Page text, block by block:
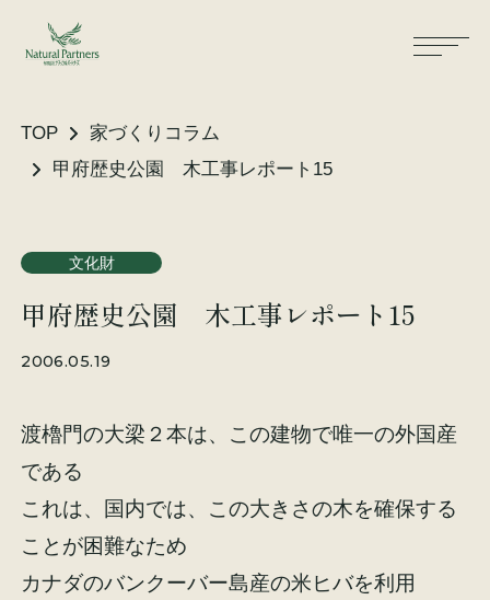
TOP
家づくりコラム
甲府歴史公園 木工事レポート15
文化財
甲府歴史公園 木工事レポート15
2006.05.19
渡櫓門の大梁２本は、この建物で唯一の外国産
である
これは、国内では、この大きさの木を確保する
ことが困難なため
カナダのバンクーバー島産の米ヒバを利用
大工が建てる家
リノベーション